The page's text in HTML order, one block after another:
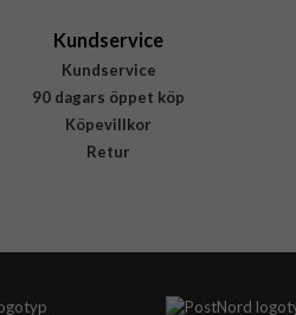
Kundservice
Kundservice
90 dagars öppet köp
Köpevillkor
Retur